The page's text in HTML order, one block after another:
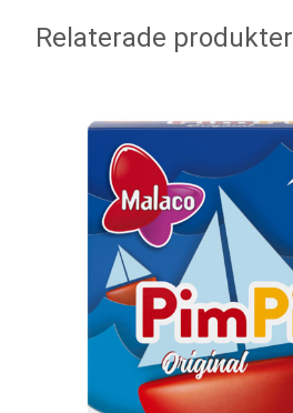
Relaterade produkter